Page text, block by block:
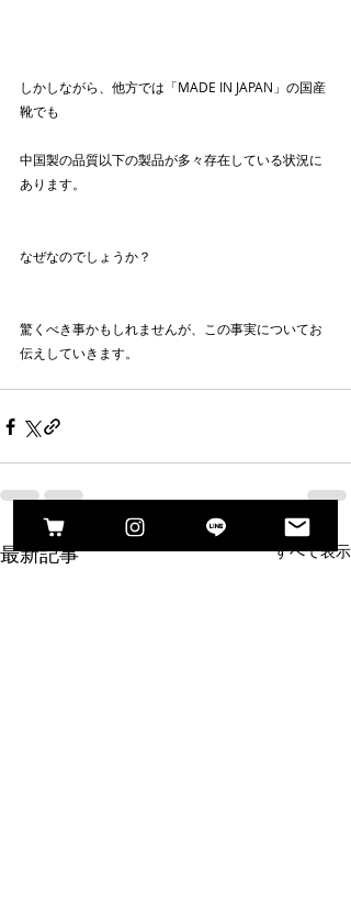
しかしながら、他方では「MADE IN JAPAN」の国産
靴でも
中国製の品質以下の製品が多々存在している状況に
あります。
なぜなのでしょうか？
驚くべき事かもしれませんが、この事実についてお
伝えしていきます。
最新記事 すべて表示